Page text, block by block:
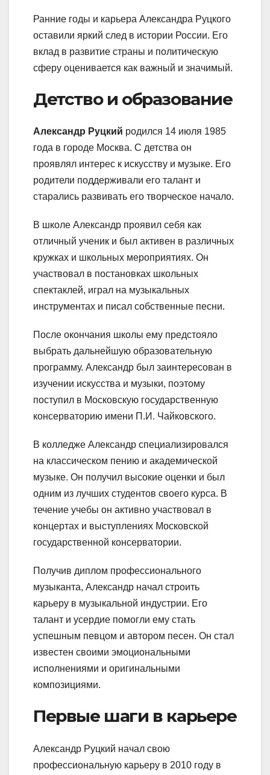
Ранние годы и карьера Александра Руцкого
оставили яркий след в истории России. Его
вклад в развитие страны и политическую
сферу оценивается как важный и значимый.
Детство и образование
Александр Руцкий родился 14 июля 1985
года в городе Москва. С детства он
проявлял интерес к искусству и музыке. Его
родители поддерживали его талант и
старались развивать его творческое начало.
В школе Александр проявил себя как
отличный ученик и был активен в различных
кружках и школьных мероприятиях. Он
участвовал в постановках школьных
спектаклей, играл на музыкальных
инструментах и писал собственные песни.
После окончания школы ему предстояло
выбрать дальнейшую образовательную
программу. Александр был заинтересован в
изучении искусства и музыки, поэтому
поступил в Московскую государственную
консерваторию имени П.И. Чайковского.
В колледже Александр специализировался
на классическом пению и академической
музыке. Он получил высокие оценки и был
одним из лучших студентов своего курса. В
течение учебы он активно участвовал в
концертах и выступлениях Московской
государственной консерватории.
Получив диплом профессионального
музыканта, Александр начал строить
карьеру в музыкальной индустрии. Его
талант и усердие помогли ему стать
успешным певцом и автором песен. Он стал
известен своими эмоциональными
исполнениями и оригинальными
композициями.
Первые шаги в карьере
Александр Руцкий начал свою
профессиональную карьеру в 2010 году в